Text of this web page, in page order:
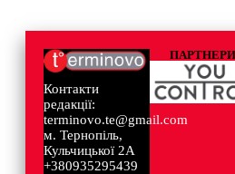
Контакти
редакції:
terminovo.te@gmail.com
м. Тернопіль,
Кульчицької 2А
+380935295439
ПАРТНЕРИ